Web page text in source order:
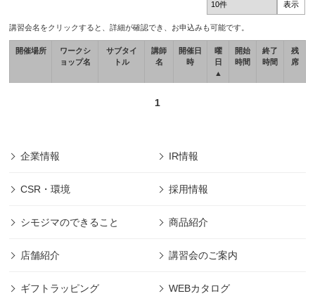
講習会名をクリックすると、詳細が確認でき、お申込みも可能です。
開催場所
ワークシ
ョップ名
サブタイ
トル
講師
名
開催日
時
曜
日
▲
開始
時間
終了
時間
残
席
1
企業情報 IR情報
CSR・環境 採用情報
シモジマのできること 商品紹介
店舗紹介 講習会のご案内
ギフトラッピング WEBカタログ